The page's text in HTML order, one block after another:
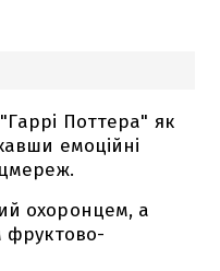
Поттера" як
емоційні
охоронцем, а
фруктово-